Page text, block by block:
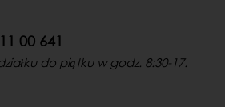
00 641
do piątku w godz. 8:30-17.